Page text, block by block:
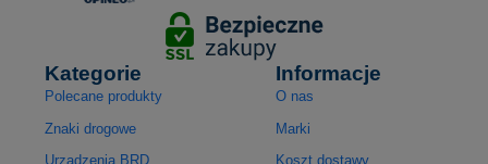
Kategorie
Polecane produkty
Znaki drogowe
Urządzenia BRD
Informacje
O nas
Marki
Koszt dostawy